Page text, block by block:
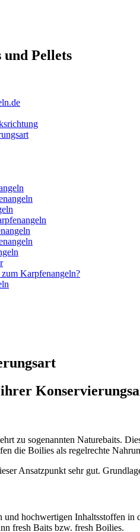
Pellets
Karpfenangeln?
zu sogenannten Naturebaits.
die Boilies als regelrechte
Ansatzpunkt sehr gut.
und hochwertigen Inhaltsstoffen
fresh Baits bzw. fresh Boilies.